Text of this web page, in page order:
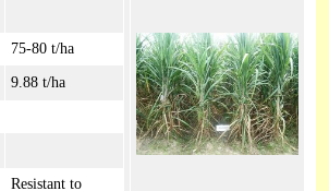
75-80 t/ha
9.88 t/ha
Resistant to